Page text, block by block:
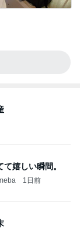
嬉しい瞬間。
1日前